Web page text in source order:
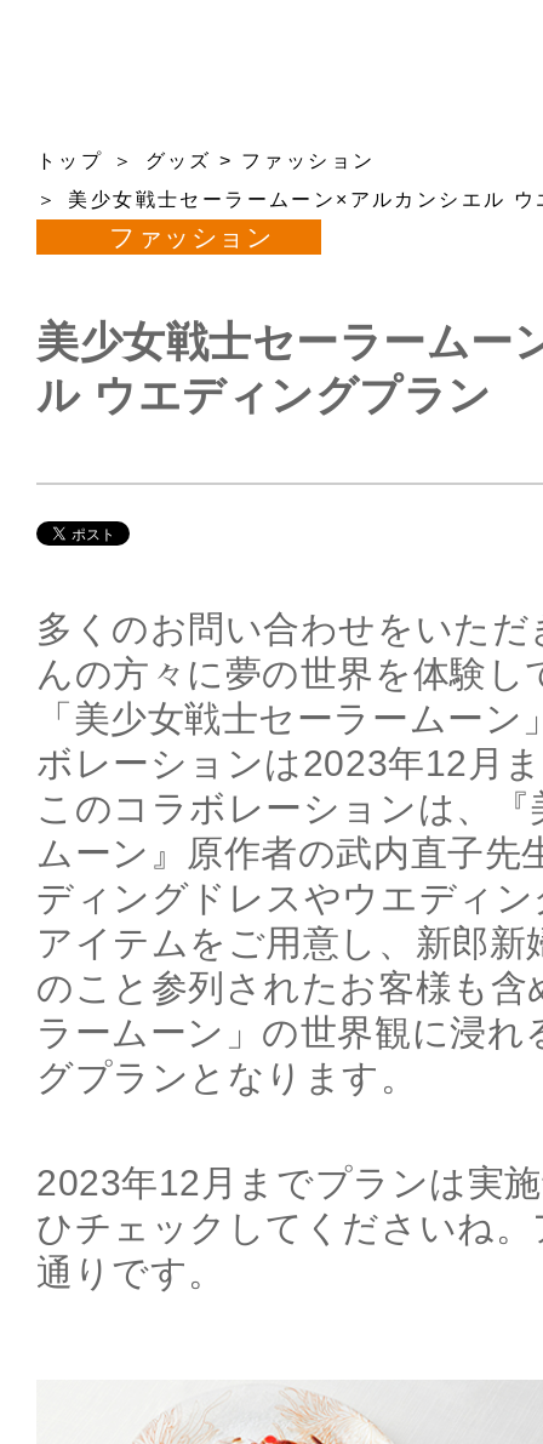
トップ グッズ > ファッション
美少女戦士セーラームーン×アルカンシエル ウ
ファッション
美少女戦士セーラームー
ル ウエディングプラン
多くのお問い合わせをいた
んの方々に夢の世界を体験
「美少女戦士セーラームー
ボレーションは2023年12月
このコラボレーションは、
ムーン』原作者の武内直子先
ディングドレスやウエディ
アイテムをご用意し、新郎
のこと参列されたお客様も含
ラームーン」の世界観に浸
グプランとなります。
2023年12月までプランは実
ひチェックしてくださいね
通りです。